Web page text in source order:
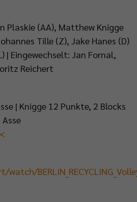
Plaskie (AA), Matthew Knigge
Tille (Z), Jake Hanes (D)
| Eingewechselt: Jan Fornal,
Reichert
| Knigge 12 Punkte, 2 Blocks